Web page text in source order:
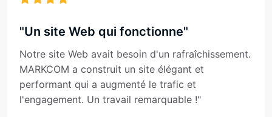
"Un site Web qui fonctionne"
Notre site Web avait besoin d'un rafraîchissement.
MARKCOM a construit un site élégant et
performant qui a augmenté le trafic et
l'engagement. Un travail remarquable !"